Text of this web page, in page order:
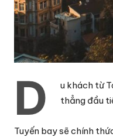
D
u khách từ
thẳng đầu
Tuyến bay sẽ chính